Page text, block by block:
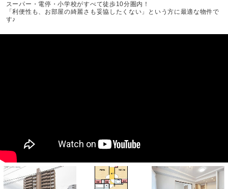
スーパー・電停・小学校がすべて徒歩10分圏内！
「利便性も、お部屋の綺麗さも妥協したくない」という方に最適な物件で
す♪